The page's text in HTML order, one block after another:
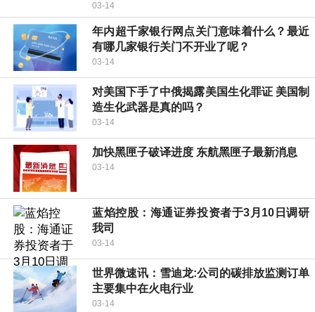
03-14
年内超千家银行网点关门意味着什么？最近
有哪几家银行关门不开业了呢？
03-14
对美国下手了中俄揭露美国生化罪证 美国制
造生化武器是真的吗？
03-14
加快黑匣子破译进度 东航黑匣子最新消息
03-14
蓝焰控股：海通证券投资者于3月10日调研
我司
03-14
世界微速讯：雪迪龙:公司的碳排放监测订单
主要集中在火电行业
03-14